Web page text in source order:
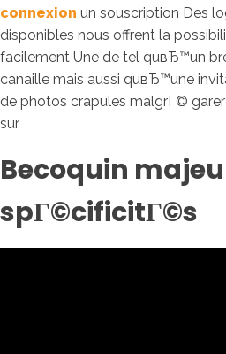
connexion un souscription Des
disponibles nous offrent la
facilement Une de tel quвЂ™un
canaille mais aussi quвЂ™une
de photos crapules malgrГ©
sur
Becoquin
spГ©cificitГ©s